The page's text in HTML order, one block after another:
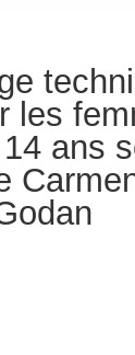
les
ans